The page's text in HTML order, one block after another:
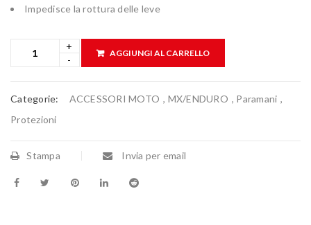
Impedisce la rottura delle leve
AGGIUNGI AL CARRELLO
Categorie: ACCESSORI MOTO , MX/ENDURO , Paramani ,
Protezioni
Stampa Invia per email